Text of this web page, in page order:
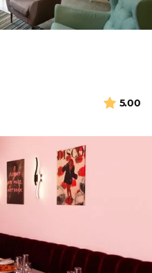
5.00